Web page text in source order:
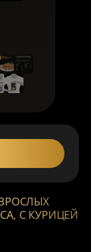
С КУРИЦЕЙ